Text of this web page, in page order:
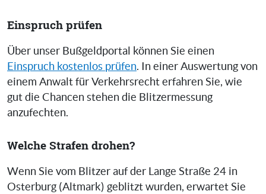
Einspruch prüfen
Über unser Bußgeldportal können Sie einen
Einspruch kostenlos prüfen. In einer Auswertung von
einem Anwalt für Verkehrsrecht erfahren Sie, wie
gut die Chancen stehen die Blitzermessung
anzufechten.
Welche Strafen drohen?
Wenn Sie vom Blitzer auf der Lange Straße 24 in
Osterburg (Altmark) geblitzt wurden, erwartet Sie